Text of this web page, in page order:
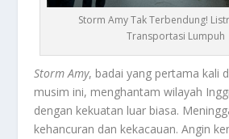
Storm Amy Tak Terbendung!
Transportasi Lumpuh
Storm Amy, badai yang pertama kali
musim ini, menghantam wilayah
dengan kekuatan luar biasa.
kehancuran dan kekacauan. Angin